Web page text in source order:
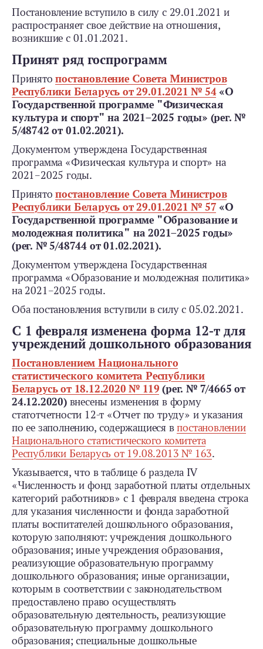
Постановление вступило в силу с 29.01.2021 и
распространяет свое действие на отношения,
возникшие с 01.01.2021.
Принят ряд госпрограмм
Принятопостановление Совета Министров
Республики Беларусь от 29.01.2021 № 54«О
Государственной программе "Физическая
культура и спорт" на 2021–2025 годы» (рег. №
5/48742 от 01.02.2021).
Документом утверждена Государственная
программа «Физическая культура и спорт» на
2021–2025 годы.
Принятопостановление Совета Министров
Республики Беларусь от 29.01.2021 № 57 «О
Государственной программе "Образование и
молодежная политика" на 2021–2025 годы»
(рег. № 5/48744 от 01.02.2021).
Документом утверждена Государственная
программа «Образование и молодежная политика»
на 2021–2025 годы.
Оба постановления вступили в силу с 05.02.2021.
С 1 февраля изменена форма 12-т для
учреждений дошкольного образования
Постановлением Национального
статистического комитета Республики
Беларусь от 18.12.2020 № 119 (рег. № 7/4665 от
24.12.2020) внесены изменения в форму
статотчетности 12-т «Отчет по труду» и указания
по ее заполнению, содержащиеся впостановлении
Национального статистического комитета
Республики Беларусь от 19.08.2013 № 163.
Указывается, что в таблице 6 раздела IV
«Численность и фонд заработной платы отдельных
категорий работников» с 1 февраля введена строка
для указания численности и фонда заработной
платы воспитателей дошкольного образования,
которую заполняют: учреждения дошкольного
образования; иные учреждения образования,
реализующие образовательную программу
дошкольного образования; иные организации,
которым в соответствии с законодательством
предоставлено право осуществлять
образовательную деятельность, реализующие
образовательную программу дошкольного
образования; специальные дошкольные